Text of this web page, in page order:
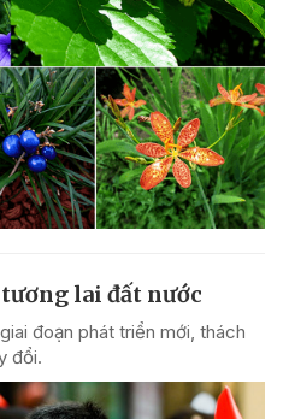
lai đất nước
đoạn phát triển mới, thách
đổi.